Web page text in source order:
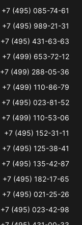
+7 (495) 085-74-61
+7 (495) 989-21-31
+7 (495) 431-63-63
+7 (499) 653-72-12
+7 (499) 288-05-36
+7 (499) 110-86-79
+7 (495) 023-81-52
+7 (499) 110-53-06
+7 (495) 152-31-11
+7 (495) 125-38-41
+7 (495) 135-42-87
+7 (495) 182-17-65
+7 (495) 021-25-26
+7 (495) 023-42-98